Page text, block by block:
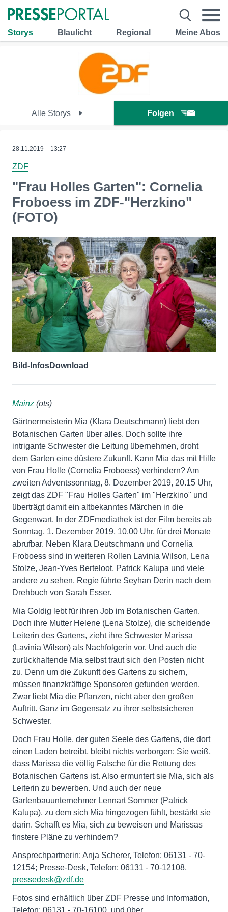
Storys Blaulicht Regional Meine Abos
Alle Storys Folgen
28.11.2019 – 13:27
ZDF
"Frau Holles Garten": Cornelia
Froboess im ZDF-"Herzkino"
(FOTO)
Bild-InfosDownload
Mainz (ots)
Gärtnermeisterin Mia (Klara Deutschmann) liebt den
Botanischen Garten über alles. Doch sollte ihre
intrigante Schwester die Leitung übernehmen, droht
dem Garten eine düstere Zukunft. Kann Mia das mit Hilfe
von Frau Holle (Cornelia Froboess) verhindern? Am
zweiten Adventssonntag, 8. Dezember 2019, 20.15 Uhr,
zeigt das ZDF "Frau Holles Garten" im "Herzkino" und
überträgt damit ein altbekanntes Märchen in die
Gegenwart. In der ZDFmediathek ist der Film bereits ab
Sonntag, 1. Dezember 2019, 10.00 Uhr, für drei Monate
abrufbar. Neben Klara Deutschmann und Cornelia
Froboess sind in weiteren Rollen Lavinia Wilson, Lena
Stolze, Jean-Yves Berteloot, Patrick Kalupa und viele
andere zu sehen. Regie führte Seyhan Derin nach dem
Drehbuch von Sarah Esser.
Mia Goldig lebt für ihren Job im Botanischen Garten.
Doch ihre Mutter Helene (Lena Stolze), die scheidende
Leiterin des Gartens, zieht ihre Schwester Marissa
(Lavinia Wilson) als Nachfolgerin vor. Und auch die
zurückhaltende Mia selbst traut sich den Posten nicht
zu. Denn um die Zukunft des Gartens zu sichern,
müssen finanzkräftige Sponsoren gefunden werden.
Zwar liebt Mia die Pflanzen, nicht aber den großen
Auftritt. Ganz im Gegensatz zu ihrer selbstsicheren
Schwester.
Doch Frau Holle, der guten Seele des Gartens, die dort
einen Laden betreibt, bleibt nichts verborgen: Sie weiß,
dass Marissa die völlig Falsche für die Rettung des
Botanischen Gartens ist. Also ermuntert sie Mia, sich als
Leiterin zu bewerben. Und auch der neue
Gartenbauunternehmer Lennart Sommer (Patrick
Kalupa), zu dem sich Mia hingezogen fühlt, bestärkt sie
darin. Schafft es Mia, sich zu beweisen und Marissas
finstere Pläne zu verhindern?
Ansprechpartnerin: Anja Scherer, Telefon: 06131 - 70-
12154; Presse-Desk, Telefon: 06131 - 70-12108,
pressedesk@zdf.de
Fotos sind erhältlich über ZDF Presse und Information,
Telefon: 06131 - 70-16100, und über